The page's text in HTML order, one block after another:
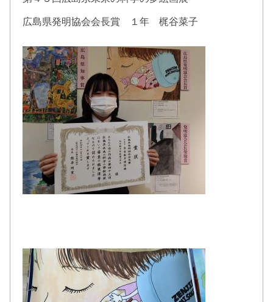
広島県発明協会会長賞 １年 梶谷菜子